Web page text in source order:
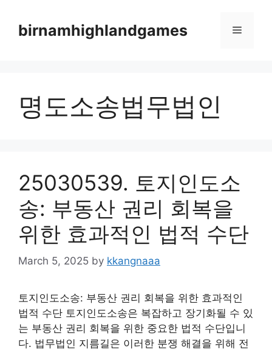
contentbirnamhighlandgames Menu
명도소송법무법인
25030539. 토지인도소
송: 부동산 권리 회복을
위한 효과적인 법적 수단
March 5, 2025 by kkangnaaa
토지인도소송: 부동산 권리 회복을 위한 효과적인
법적 수단 토지인도소송은 복잡하고 장기화될 수 있
는 부동산 권리 회복을 위한 중요한 법적 수단입니
다. 법무법인 지름길은 이러한 분쟁 해결을 위해 전